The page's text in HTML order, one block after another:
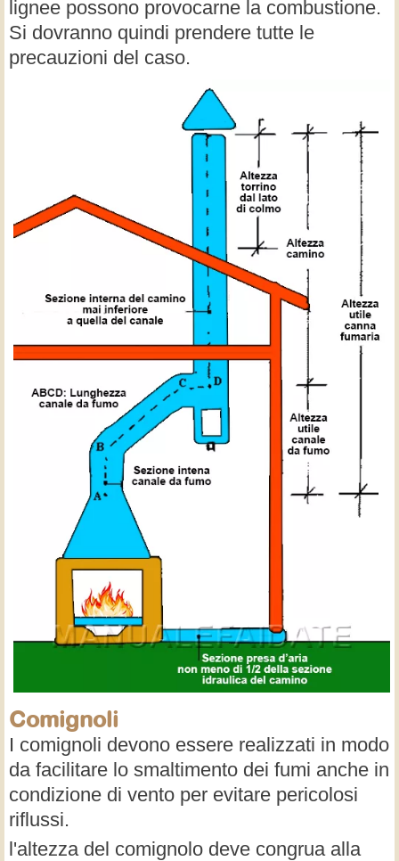
lignee possono provocarne la combustione.
Si dovranno quindi prendere tutte le
precauzioni del caso.
Comignoli
I comignoli devono essere realizzati in modo
da facilitare lo smaltimento dei fumi anche in
condizione di vento per evitare pericolosi
riflussi.
l'altezza del comignolo deve congrua alla